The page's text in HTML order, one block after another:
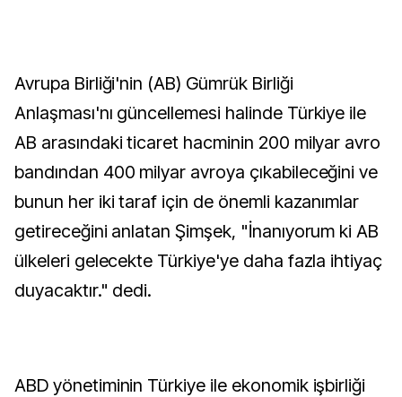
Avrupa Birliği'nin (AB) Gümrük Birliği
Anlaşması'nı güncellemesi halinde Türkiye ile
AB arasındaki ticaret hacminin 200 milyar avro
bandından 400 milyar avroya çıkabileceğini ve
bunun her iki taraf için de önemli kazanımlar
getireceğini anlatan Şimşek, "İnanıyorum ki AB
ülkeleri gelecekte Türkiye'ye daha fazla ihtiyaç
duyacaktır." dedi.
ABD yönetiminin Türkiye ile ekonomik işbirliği